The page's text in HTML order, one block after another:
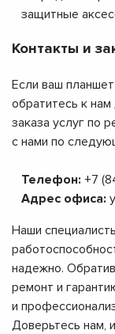
защитные
Контакты и
Если ваш
обратитесь к
заказа услуг по
с нами по
Телефон: +7
Адрес офиса:
Наши
надежно.
ремонт и
и
Доверьтесь нам,